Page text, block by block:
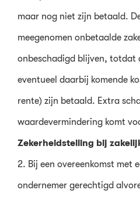
maar nog niet zijn betaald.
meegenomen onbetaalde
onbeschadigd blijven, totdat
eventueel daarbij komende
rente) zijn betaald. Extra
waardevermindering komt
Zekerheidstelling bij
2. Bij een overeenkomst met
ondernemer gerechtigd